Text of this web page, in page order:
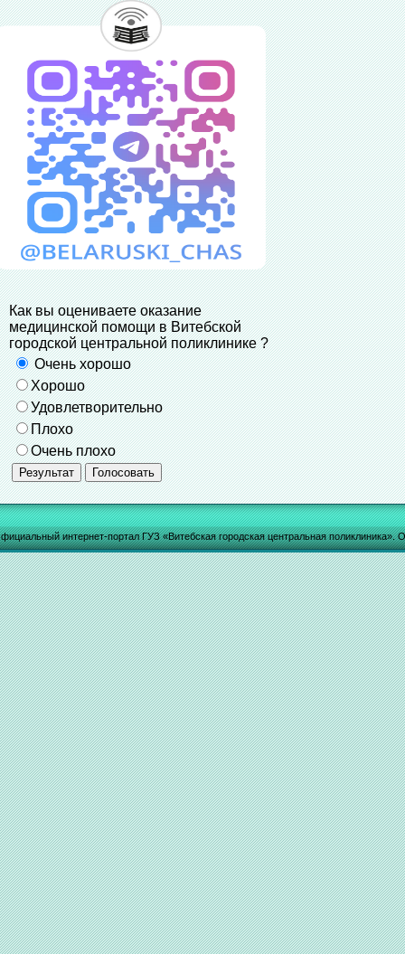
Как вы оцениваете оказание
медицинской помощи в Витебской
городской центральной поликлинике ?
Очень хорошо
Хорошо
Удовлетворительно
Плохо
Очень плохо
интернет-портал ГУЗ «Витебская городская центральная поликлиника».